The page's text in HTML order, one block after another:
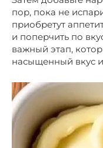
пор, пока не
приобретут
и поперчить по
важный этап,
насыщенный вкус